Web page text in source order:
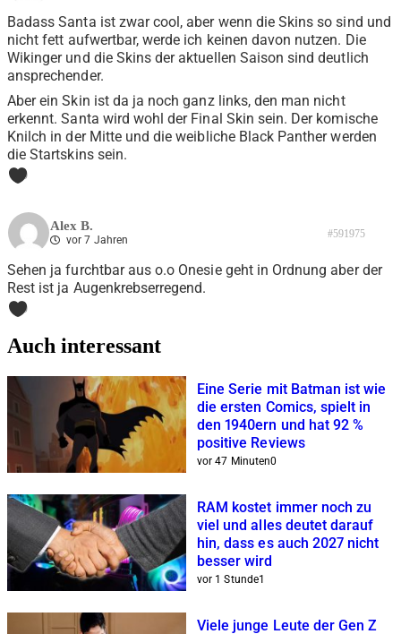
Badass Santa ist zwar cool, aber wenn die Skins so sind und
nicht fett aufwertbar, werde ich keinen davon nutzen. Die
Wikinger und die Skins der aktuellen Saison sind deutlich
ansprechender.
Aber ein Skin ist da ja noch ganz links, den man nicht
erkennt. Santa wird wohl der Final Skin sein. Der komische
Knilch in der Mitte und die weibliche Black Panther werden
die Startskins sein.
0
Alex B.
vor 7 Jahren #591975
Sehen ja furchtbar aus o.o Onesie geht in Ordnung aber der
Rest ist ja Augenkrebserregend.
0
Auch interessant
Eine Serie mit Batman ist wie
die ersten Comics, spielt in
den 1940ern und hat 92 %
positive Reviews
vor 47 Minuten0
RAM kostet immer noch zu
viel und alles deutet darauf
hin, dass es auch 2027 nicht
besser wird
vor 1 Stunde1
Viele junge Leute der Gen Z